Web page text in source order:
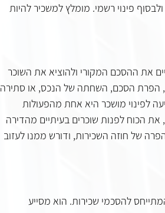
פינוי רשמי. מומלץ למשכיר להיות
את ההסכם המקורי ולהוציא את השוכר
הפרת הסכם, השחתה של הנכס, או סתירה
לפינוי מושכר היא אחת מהפעולות
את הכוח לפנות שוכרים בעיתיים מהדירה
של חוזה השכירות, ודורש ממנו לעזוב
להסכמי שכירות. הוא מסייע